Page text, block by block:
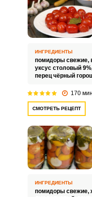
ИНГРЕДИЕНТЫ
помидоры свежие,
уксус столовый
перец чёрный
170 мин
СМОТРЕТЬ РЕЦЕПТ
ИНГРЕДИЕНТЫ
помидоры свежие,